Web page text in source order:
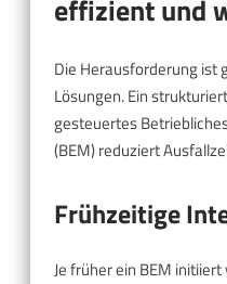
effizient und
Die Herausforderung ist
Lösungen. Ein
gesteuertes
(BEM) reduziert
Frühzeitige
Je früher ein BEM